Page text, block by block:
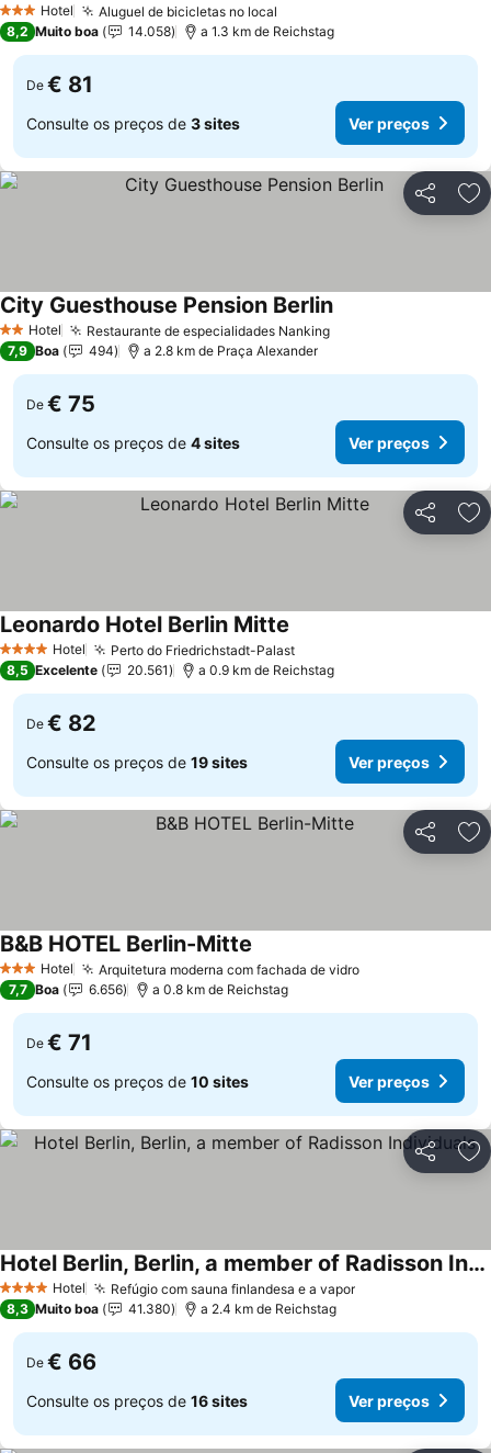
3 EstrelasHotel Aluguel de bicicletas no local
8,2 Muito boa 14.058 a 1.3 km de Reichstag
De € 81
Consulte os preços de 3 sites Ver preços
Partilhar
2 Estrelas
Hotel Restaurante de especialidades NankingVer preços
City Guesthouse Pension BerlinVer preços
7,9 Boa 494 a 2.8 km de Praça Alexander
De € 75
Consulte os preços de 4 sites Ver preços
Partilhar
4 EstrelasHotel Perto do Friedrichstadt-PalastVer preços
Leonardo Hotel Berlin Mitte
8,5 Excelente 20.561 a 0.9 km de Reichstag
De € 82
Consulte os preços de 19 sites Ver preços
Partilhar
3 EstrelasHotel Arquitetura moderna com fachada de vidroVer preços
B&B HOTEL Berlin-Mitte
7,7 Boa 6.656 a 0.8 km de Reichstag
De € 71
Consulte os preços de 10 sites Ver preços
Partilhar
4 EstrelasHotel Refúgio com sauna finlandesa e a vaporVer preços
Hotel Berlin, Berlin, a member of Radisson Individuals
Ver preços
8,3 Muito boa 41.380 a 2.4 km de Reichstag
De € 66
Consulte os preços de 16 sites Ver preços